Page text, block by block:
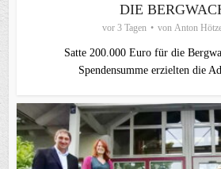
DIE
vor 3 Tagen von Anton
Satte 200.000 Euro für die
Spendensumme erzielten die